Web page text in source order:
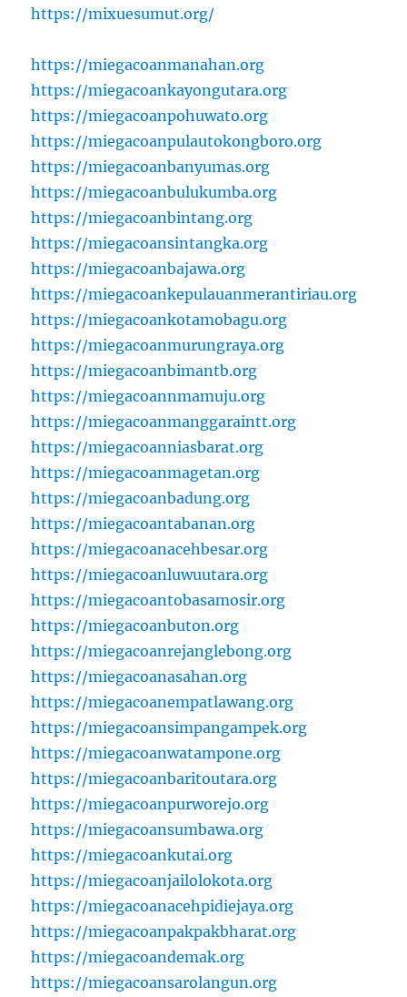
https://mixuesumut.org/
https://miegacoanmanahan.org
https://miegacoankayongutara.org
https://miegacoanpohuwato.org
https://miegacoanpulautokongboro.org
https://miegacoanbanyumas.org
https://miegacoanbulukumba.org
https://miegacoanbintang.org
https://miegacoansintangka.org
https://miegacoanbajawa.org
https://miegacoankepulauanmerantiriau.org
https://miegacoankotamobagu.org
https://miegacoanmurungraya.org
https://miegacoanbimantb.org
https://miegacoannmamuju.org
https://miegacoanmanggaraintt.org
https://miegacoanniasbarat.org
https://miegacoanmagetan.org
https://miegacoanbadung.org
https://miegacoantabanan.org
https://miegacoanacehbesar.org
https://miegacoanluwuutara.org
https://miegacoantobasamosir.org
https://miegacoanbuton.org
https://miegacoanrejanglebong.org
https://miegacoanasahan.org
https://miegacoanempatlawang.org
https://miegacoansimpangampek.org
https://miegacoanwatampone.org
https://miegacoanbaritoutara.org
https://miegacoanpurworejo.org
https://miegacoansumbawa.org
https://miegacoankutai.org
https://miegacoanjailolokota.org
https://miegacoanacehpidiejaya.org
https://miegacoanpakpakbharat.org
https://miegacoandemak.org
https://miegacoansarolangun.org